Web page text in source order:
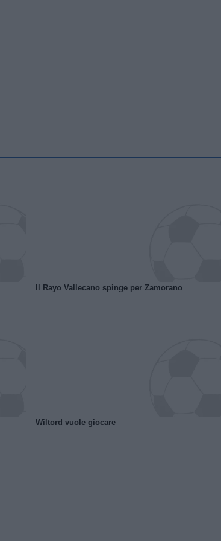
Il Rayo Vallecano spinge per Zamorano
Wiltord vuole giocare